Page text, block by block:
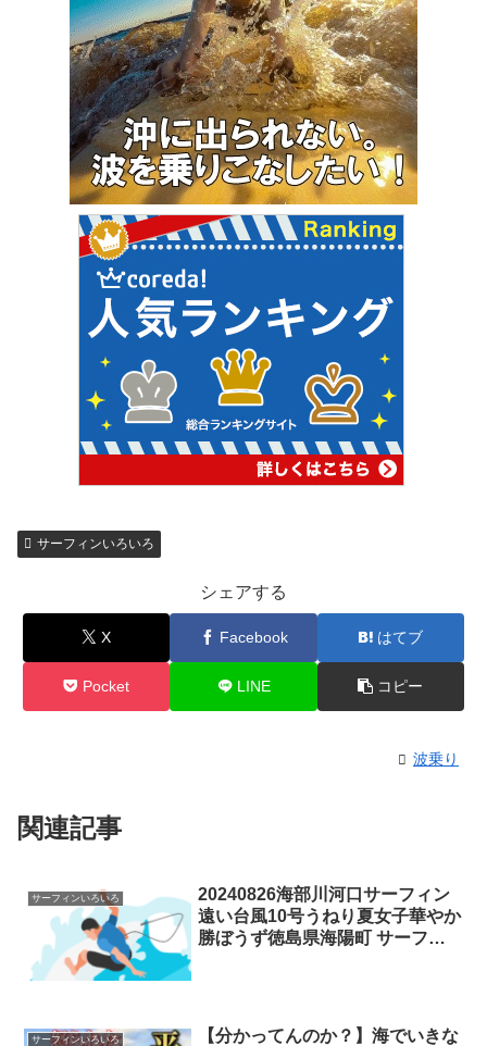
サーフィンいろいろ
シェアする
X Facebook はてブ
Pocket LINE コピー
波乗り
関連記事
サーフィンいろいろ
20240826海部川河口サーフィン
遠い台風10号うねり夏女子華やか
勝ぼうず徳島県海陽町 サーフィ
サーフィンいろいろ
【分かってんのか？】海でいきな